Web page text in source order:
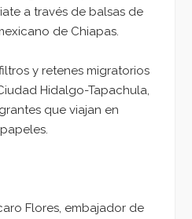
a través de balsas de
de Chiapas.
y retenes migratorios
Hidalgo-Tapachula,
que viajan en
Flores, embajador de